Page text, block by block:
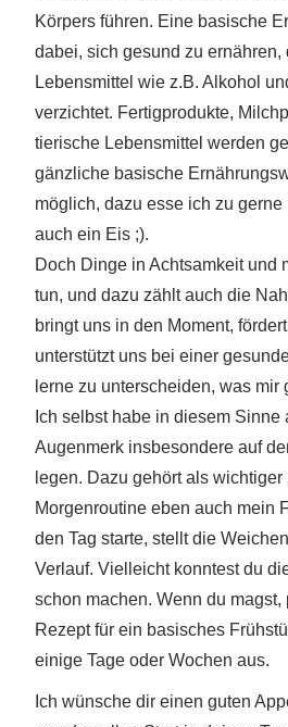
Körpers führen. Eine basische
dabei, sich gesund zu ernähren,
Lebensmittel wie z.B. Alkohol
verzichtet. Fertigprodukte,
tierische Lebensmittel werden
gänzliche basische
möglich, dazu esse ich zu
auch ein Eis ;).
Doch Dinge in Achtsamkeit und
tun, und dazu zählt auch die
bringt uns in den Moment,
unterstützt uns bei einer
lerne zu unterscheiden, was mir
Ich selbst habe in diesem Sinne
Augenmerk insbesondere auf
legen. Dazu gehört als
Morgenroutine eben auch mein
den Tag starte, stellt die
Verlauf. Vielleicht konntest du
schon machen. Wenn du
Rezept für ein basisches
einige Tage oder Wochen aus.
Ich wünsche dir einen guten